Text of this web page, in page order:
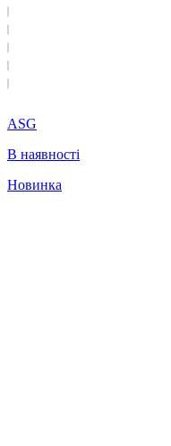
ASG
В наявності
Новинка